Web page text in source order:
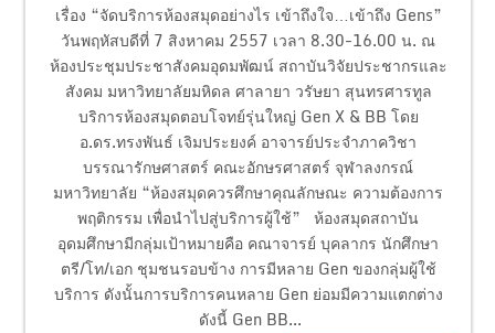
เรื่อง “จัดบริการห้องสมุดอย่างไร เข้าถึงใจ…เข้าถึง Gens”
วันพฤหัสบดีที่ 7 สิงหาคม 2557 เวลา 8.30-16.00 น. ณ
ห้องประชุมประชาสังคมอุดมพัฒน์ สถาบันวิจัยประชากรและ
สังคม มหาวิทยาลัยมหิดล ศาลายา วรัษยา สุนทรศารทูล
บริการห้องสมุดตอบโจทย์รุ่นใหญ่ Gen X & BB โดย
อ.ดร.ทรงพันธ์ เจิมประยงค์ อาจารย์ประจำภาควิชา
บรรณารักษศาสตร์ คณะอักษรศาสตร์ จุฬาลงกรณ์
มหาวิทยาลัย “ห้องสมุดควรศึกษาคุณลักษณะ ความต้องการ
พฤติกรรม เพื่อนำไปสู่บริการผู้ใช้” ห้องสมุดสถาบัน
อุดมศึกษามีกลุ่มเป้าหมายคือ คณาจารย์ บุคลากร นักศึกษา
ตรี/โท/เอก ชุมชนรอบข้าง การมีหลาย Gen ของกลุ่มผู้ใช้
บริการ ดังนั้นการบริการคนหลาย Gen ย่อมมีความแตกต่าง
ดังนี้ Gen BB...